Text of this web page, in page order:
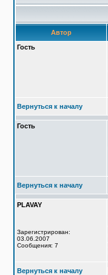
Автор
Гость
Вернуться к началу
Гость
Вернуться к началу
PLAVAY
Зарегистрирован:
03.06.2007
Сообщения: 7
Вернуться к началу